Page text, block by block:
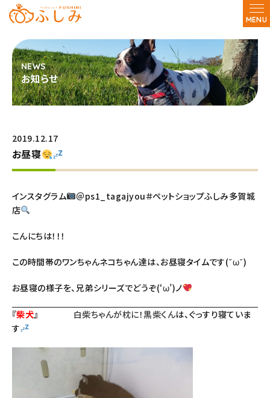
MENU
お知らせ
2019.12.17
お昼寝
インスタグラム
＠ps1_tagajyou＃ペットショップふしみ多賀城
店
こんにちは！！！
この時間帯のワンちゃんネコちゃん達は、お昼寝タイムです(˘ω˘)
お昼寝の様子を、兄弟シリーズでどうぞ(‘ω’)ノ
『柴犬』 白柴ちゃんが枕に！黒柴くんは、ぐっすり寝ていま
す